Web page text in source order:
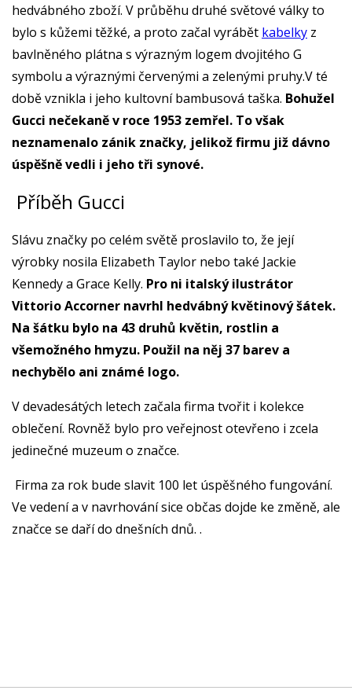
hedvábného zboží. V průběhu druhé světové války to
bylo s kůžemi těžké, a proto začal vyrábět kabelky z
bavlněného plátna s výrazným logem dvojitého G
symbolu a výraznými červenými a zelenými pruhy.V té
době vznikla i jeho kultovní bambusová taška. Bohužel
Gucci nečekaně v roce 1953 zemřel. To však
neznamenalo zánik značky, jelikož firmu již dávno
úspěšně vedli i jeho tři synové.
Příběh Gucci
Slávu značky po celém světě proslavilo to, že její
výrobky nosila Elizabeth Taylor nebo také Jackie
Kennedy a Grace Kelly. Pro ni italský ilustrátor
Vittorio Accorner navrhl hedvábný květinový šátek.
Na šátku bylo na 43 druhů květin, rostlin a
všemožného hmyzu. Použil na něj 37 barev a
nechybělo ani známé logo.
V devadesátých letech začala firma tvořit i kolekce
oblečení. Rovněž bylo pro veřejnost otevřeno i zcela
jedinečné muzeum o značce.
Firma za rok bude slavit 100 let úspěšného fungování.
Ve vedení a v navrhování sice občas dojde ke změně, ale
značce se daří do dnešních dnů. .